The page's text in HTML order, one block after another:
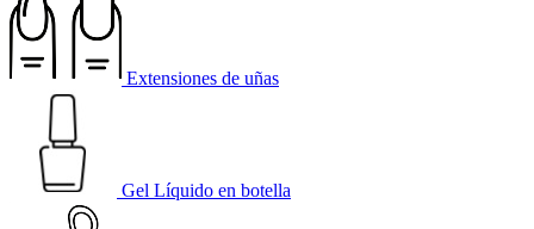
Extensiones de uñas
Gel Líquido en botella